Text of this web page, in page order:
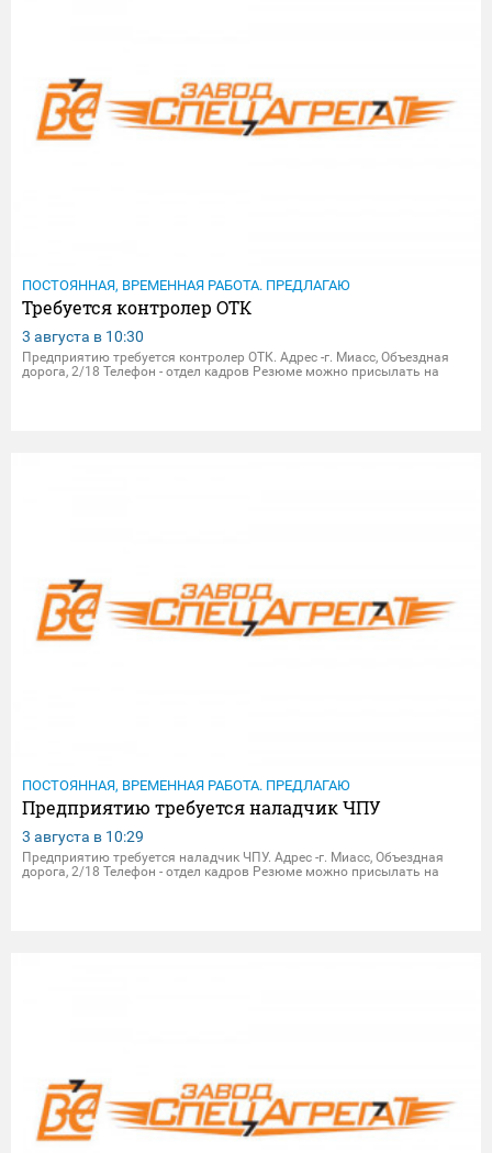
ПОСТОЯННАЯ, ВРЕМЕННАЯ РАБОТА. ПРЕДЛАГАЮ
Требуется контролер ОТК
3 августа в 10:30
Предприятию требуется контролер ОТК. Адрес -г. Миасс, Объездная
дорога, 2/18 Телефон - отдел кадров Резюме можно присылать на
ПОСТОЯННАЯ, ВРЕМЕННАЯ РАБОТА. ПРЕДЛАГАЮ
Предприятию требуется наладчик ЧПУ
3 августа в 10:29
Предприятию требуется наладчик ЧПУ. Адрес -г. Миасс, Объездная
дорога, 2/18 Телефон - отдел кадров Резюме можно присылать на